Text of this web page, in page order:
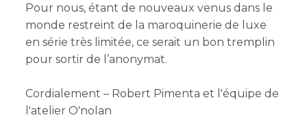
Pour nous, étant de nouveaux venus dans le
monde restreint de la maroquinerie de luxe
en série très limitée, ce serait un bon tremplin
pour sortir de l’anonymat.
Cordialement – Robert Pimenta et l'équipe de
l'atelier O'nolan